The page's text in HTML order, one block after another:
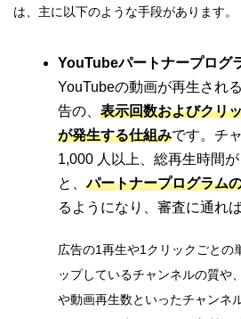
は、主に以下のような手段があります。
YouTubeパートナープログ
YouTubeの動画が再生され
告の、 表示回数およびクリ
が発生する仕組みです。チ
1,000 人以上、総再生時間
と、パートナープログラム
るようになり、審査に通れ
広告の1再生や1クリックごとの
ップしているチャンネルの質や
や動画再生数といったチャンネ